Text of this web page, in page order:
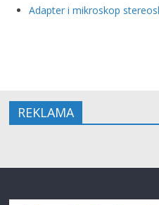
Adapter i mikroskop
REKLAMA